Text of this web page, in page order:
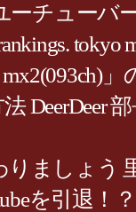
ーチューバ
tokyo
DeerDeer 部
りましょう
桐崎栄二がYoutube